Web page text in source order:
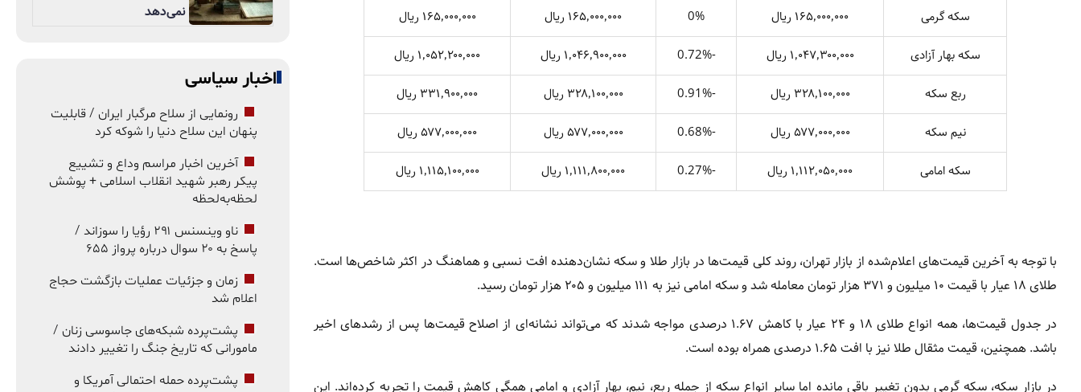
سکه گرمی
۱۶۵٬۰۰۰٬۰۰۰ ریال 0% ۱۶۵٬۰۰۰٬۰۰۰ ریال
۱۶۵٬۰۰۰٬۰۰۰ ریال
سکه بهار آزادی
۱٬۰۴۷٬۳۰۰٬۰۰۰ ریال -0.72% ۱٬۰۴۶٬۹۰۰٬۰۰۰ ریال
۱٬۰۵۲٬۲۰۰٬۰۰۰ ریال
ربع سکه
۳۲۸٬۱۰۰٬۰۰۰ ریال -0.91% ۳۲۸٬۱۰۰٬۰۰۰ ریال
۳۳۱٬۹۰۰٬۰۰۰ ریال
نیم سکه
۵۷۷٬۰۰۰٬۰۰۰ ریال -0.68% ۵۷۷٬۰۰۰٬۰۰۰ ریال
۵۷۷٬۰۰۰٬۰۰۰ ریال
سکه امامی
۱٬۱۱۲٬۰۵۰٬۰۰۰ ریال -0.27% ۱٬۱۱۱٬۸۰۰٬۰۰۰ ریال ۱٬۱۱۵٬۱۰۰٬۰۰۰ ریال
با توجه به آخرین قیمت‌های اعلام‌شده از بازار تهران، روند کلی قیمت‌ها در بازار طلا و سکه نشان‌دهنده افت نسبی و هماهنگ در اکثر شاخص‌ها است.
طلای ۱۸ عیار با قیمت ۱۰ میلیون و ۳۷۱ هزار تومان معامله شد و سکه امامی نیز به ۱۱۱ میلیون و ۲۰۵ هزار تومان رسید.
در جدول قیمت‌ها، همه انواع طلای ۱۸ و ۲۴ عیار با کاهش ۱.۶۷ درصدی مواجه شدند که می‌تواند نشانه‌ای از اصلاح قیمت‌ها پس از رشدهای اخیر
باشد. همچنین، قیمت مثقال طلا نیز با افت ۱.۶۵ درصدی همراه بوده است.
در بازار سکه، سکه گرمی بدون تغییر باقی مانده اما سایر انواع سکه از جمله ربع، نیم، بهار آزادی و امامی همگی کاهش قیمت را تجربه کرده‌اند. این
نمی‌دهد
اخبار سیاسی
رونمایی از سلاح مرگبار ایران / قابلیت
پنهان این سلاح دنیا را شوکه کرد
آخرین اخبار مراسم وداع و تشییع
پیکر رهبر شهید انقلاب اسلامی + پوشش
لحظه‌به‌لحظه
ناو وینسنس ۲۹۱ رؤیا را سوزاند /
پاسخ به ۲۰ سوال درباره پرواز ۶۵۵
زمان و جزئیات عملیات بازگشت حجاج
اعلام شد
پشت‌پرده شبکه‌های جاسوسی زنان /
مامورانی که تاریخ جنگ را تغییر دادند
پشت‌پرده حمله احتمالی آمریکا و